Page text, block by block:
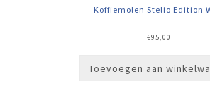
Koffiemolen Stelio Edition
€95,00
Toevoegen aan